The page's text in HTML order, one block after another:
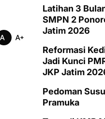
Latihan 3
SMPN 2
Jatim 2026
Reformasi
Jadi Kunci
JKP Jatim
Pedoman
Pramuka